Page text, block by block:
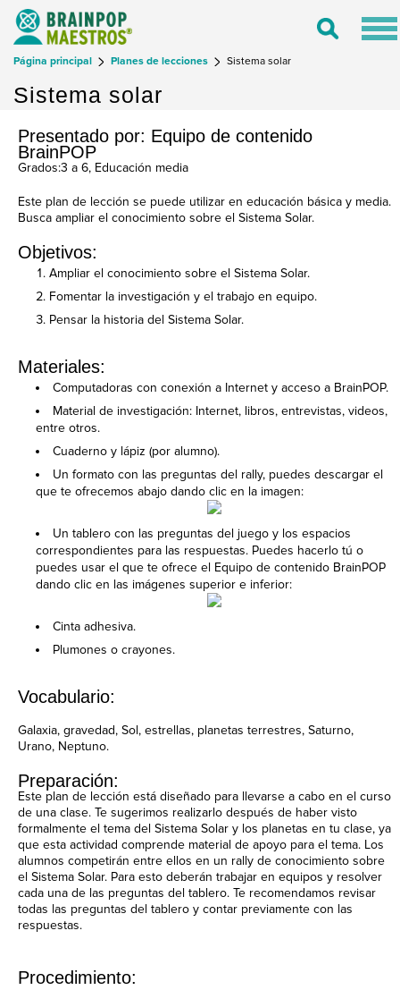
Toggle
Página principal Planes de lecciones Sistema solar
Sistema solar
Presentado por: Equipo de contenido
BrainPOP
Grados:3 a 6, Educación media
Este plan de lección se puede utilizar en educación básica y media.
Busca ampliar el conocimiento sobre el Sistema Solar.
Objetivos:
Ampliar el conocimiento sobre el Sistema Solar.
Fomentar la investigación y el trabajo en equipo.
Pensar la historia del Sistema Solar.
Materiales:
Computadoras con conexión a Internet y acceso a BrainPOP.
Material de investigación: Internet, libros, entrevistas, videos,
entre otros.
Cuaderno y lápiz (por alumno).
Un formato con las preguntas del rally, puedes descargar el
que te ofrecemos abajo dando clic en la imagen:
Un tablero con las preguntas del juego y los espacios
correspondientes para las respuestas. Puedes hacerlo tú o
puedes usar el que te ofrece el Equipo de contenido BrainPOP
dando clic en las imágenes superior e inferior:
Cinta adhesiva.
Plumones o crayones.
Vocabulario:
Galaxia, gravedad, Sol, estrellas, planetas terrestres, Saturno,
Urano, Neptuno.
Preparación:
Este plan de lección está diseñado para llevarse a cabo en el curso
de una clase. Te sugerimos realizarlo después de haber visto
formalmente el tema del Sistema Solar y los planetas en tu clase, ya
que esta actividad comprende material de apoyo para el tema. Los
alumnos competirán entre ellos en un rally de conocimiento sobre
el Sistema Solar. Para esto deberán trabajar en equipos y resolver
cada una de las preguntas del tablero. Te recomendamos revisar
todas las preguntas del tablero y contar previamente con las
respuestas.
Procedimiento: